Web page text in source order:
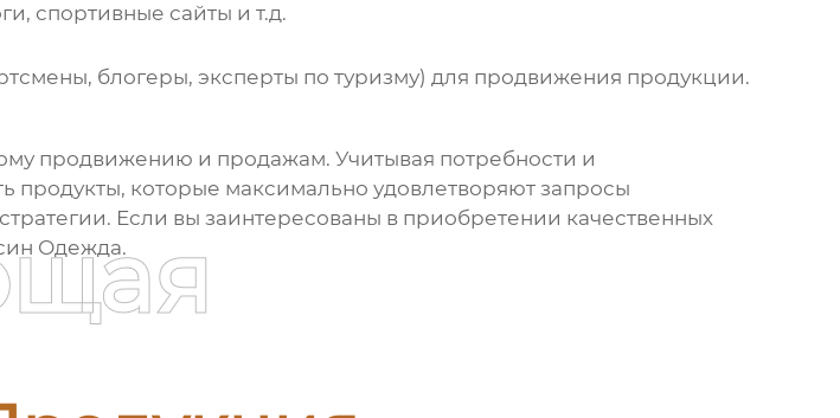
спортивные сайты и т.д.
блогеры, эксперты по туризму) для продвижения продукции.
продвижению и продажам. Учитывая потребности и
продукты, которые максимально удовлетворяют запросы
Если вы заинтересованы в приобретении качественных
Одежда.